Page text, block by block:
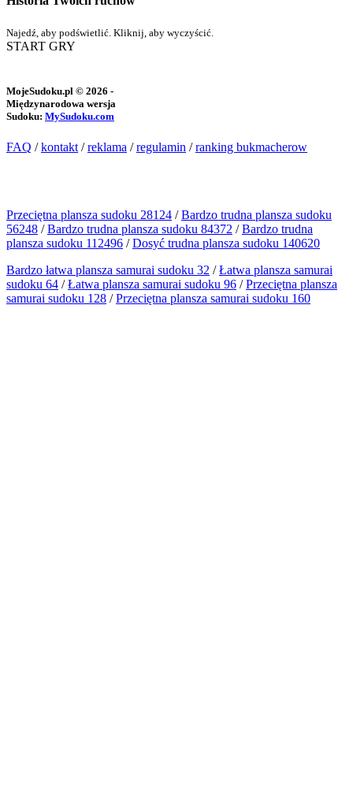
Najedź, aby podświetlić. Kliknij, aby wyczyścić.
START GRY
MojeSudoku.pl © 2026 -
Międzynarodowa wersja
Sudoku: MySudoku.com
FAQ /kontakt /reklama /regulamin /ranking bukmacherow
Przeciętna plansza sudoku 28124 /Bardzo trudna plansza sudoku
56248 /Bardzo trudna plansza sudoku 84372 /Bardzo trudna
plansza sudoku 112496 /Dosyć trudna plansza sudoku 140620
Bardzo łatwa plansza samurai sudoku 32 /Łatwa plansza samurai
sudoku 64 /Łatwa plansza samurai sudoku 96 /Przeciętna plansza
samurai sudoku 128 /Przeciętna plansza samurai sudoku 160